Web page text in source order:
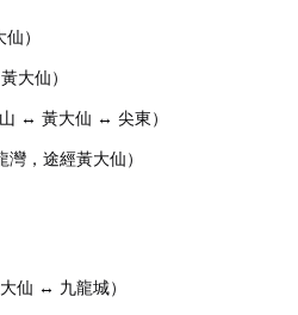
）
大仙）
山 ↔ 黃大仙 ↔ 尖東）
灣，途經黃大仙）
仙 ↔ 九龍城）